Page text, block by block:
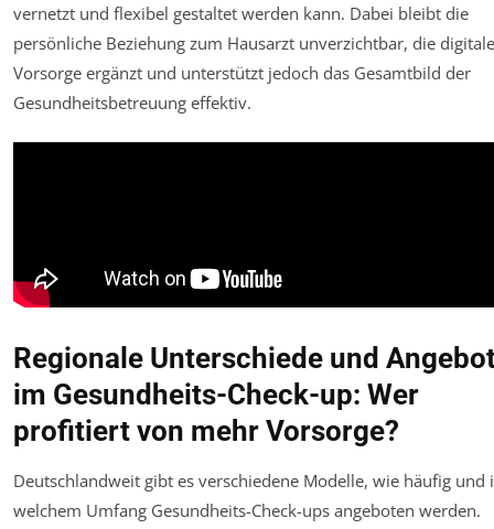
vernetzt und flexibel gestaltet werden kann. Dabei bleibt die
persönliche Beziehung zum Hausarzt unverzichtbar, die digitale
Vorsorge ergänzt und unterstützt jedoch das Gesamtbild der
Gesundheitsbetreuung effektiv.
Regionale Unterschiede und
im Gesundheits-Check-up: Wer
profitiert von mehr Vorsorge?
Deutschlandweit gibt es verschiedene Modelle, wie häufig und
welchem Umfang Gesundheits-Check-ups angeboten werden.